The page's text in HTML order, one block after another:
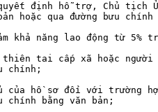
định hỗ trợ, Chủ tịch
hoặc qua đường bưu
năng lao động từ 5%
tai cấp xã hoặc
chính;
của hồ sơ đối với
chính bằng văn bản;